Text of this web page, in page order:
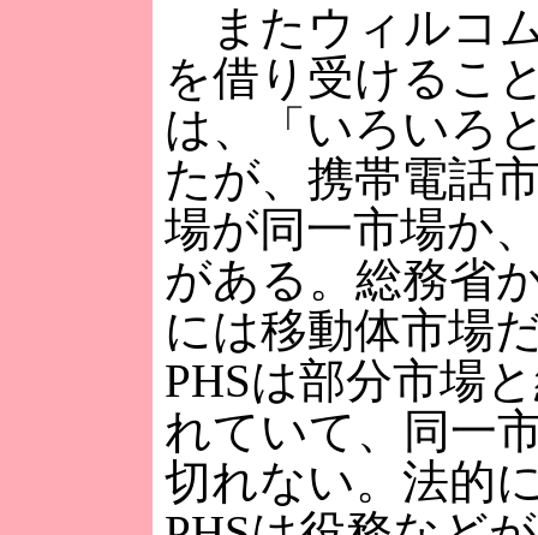
またウィルコ
を借り受けるこ
は、「いろいろ
たが、携帯電話
場が同一市場か
がある。総務省
には移動体市場
PHSは部分市場
れていて、同一
切れない。法的